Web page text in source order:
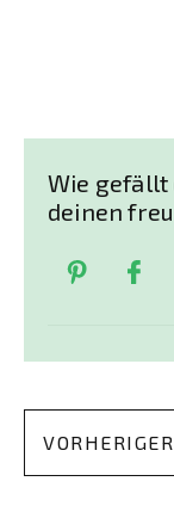
Wie gefällt
deinen